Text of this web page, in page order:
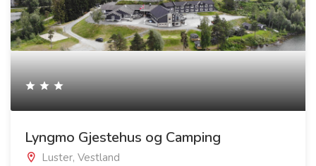
Lyngmo Gjestehus og Camping
Luster, Vestland